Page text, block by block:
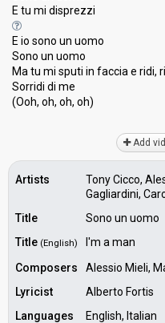
E tu mi disprezzi
E io sono un uomo
Sono un uomo
Ma tu mi ѕputi in facciа e ridi,
Sorridi di me
(Ooh, oh, oh, oh)
Add
Artists
Tony Cicco,
Gagliardini,
Title
Sono un uomo
Title (English)
I'm a man
Composers
Alessio Mieli,
Lyricist
Alberto Fortis
Languages
English, Italian